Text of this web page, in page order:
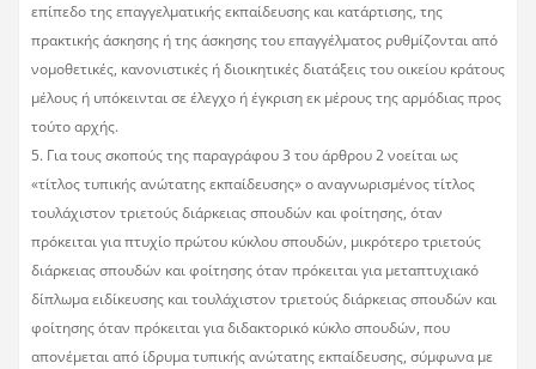
επίπεδο της επαγγελματικής εκπαίδευσης και κατάρτισης, της
πρακτικής άσκησης ή της άσκησης του επαγγέλματος ρυθμίζονται από
νομοθετικές, κανονιστικές ή διοικητικές διατάξεις του οικείου κράτους
μέλους ή υπόκεινται σε έλεγχο ή έγκριση εκ μέρους της αρμόδιας προς
τούτο αρχής.
5. Για τους σκοπούς της παραγράφου 3 του άρθρου 2 νοείται ως
«τίτλος τυπικής ανώτατης εκπαίδευσης» ο αναγνωρισμένος τίτλος
τουλάχιστον τριετούς διάρκειας σπουδών και φοίτησης, όταν
πρόκειται για πτυχίο πρώτου κύκλου σπουδών, μικρότερο τριετούς
διάρκειας σπουδών και φοίτησης όταν πρόκειται για μεταπτυχιακό
δίπλωμα ειδίκευσης και τουλάχιστον τριετούς διάρκειας σπουδών και
φοίτησης όταν πρόκειται για διδακτορικό κύκλο σπουδών, που
απονέμεται από ίδρυμα τυπικής ανώτατης εκπαίδευσης, σύμφωνα με